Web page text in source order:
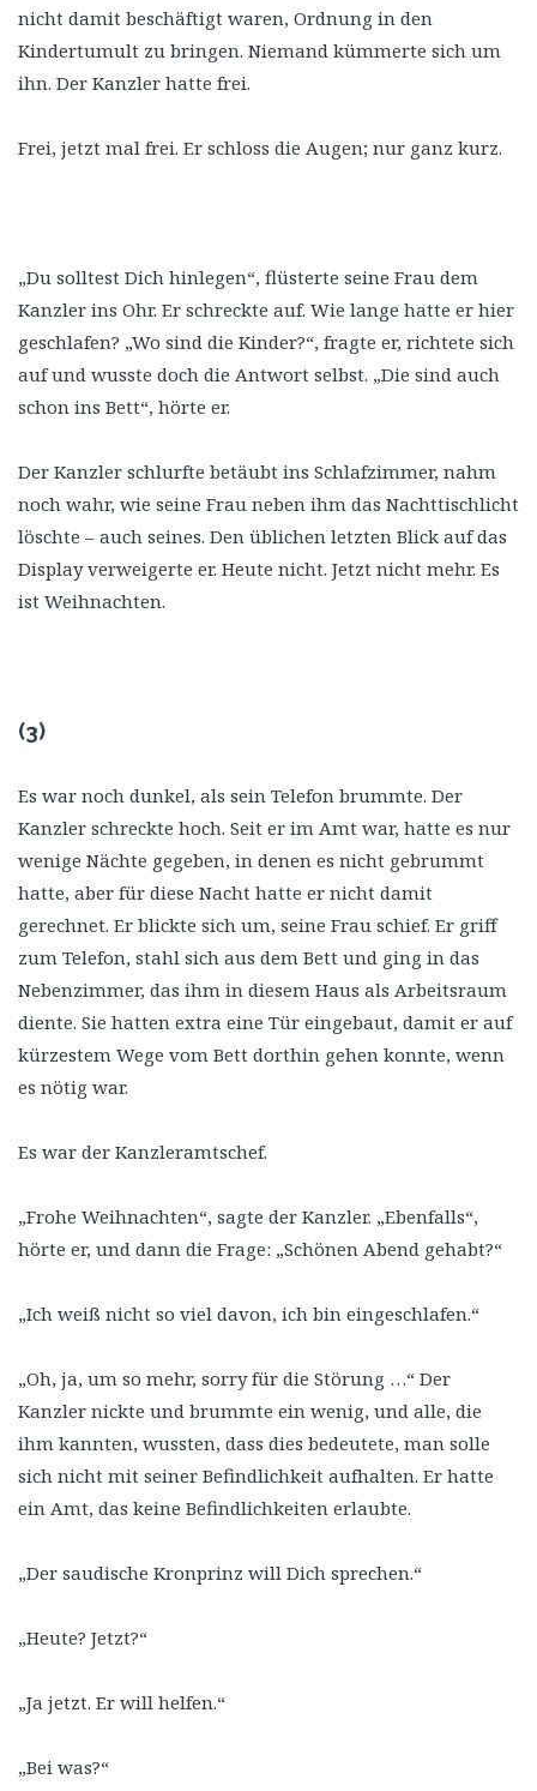
nicht damit beschäftigt waren, Ordnung in den
Kindertumult zu bringen. Niemand kümmerte sich um
ihn. Der Kanzler hatte frei.
Frei, jetzt mal frei. Er schloss die Augen; nur ganz kurz.
„Du solltest Dich hinlegen“, flüsterte seine Frau dem
Kanzler ins Ohr. Er schreckte auf. Wie lange hatte er hier
geschlafen? „Wo sind die Kinder?“, fragte er, richtete sich
auf und wusste doch die Antwort selbst. „Die sind auch
schon ins Bett“, hörte er.
Der Kanzler schlurfte betäubt ins Schlafzimmer, nahm
noch wahr, wie seine Frau neben ihm das Nachttischlicht
löschte – auch seines. Den üblichen letzten Blick auf das
Display verweigerte er. Heute nicht. Jetzt nicht mehr. Es
ist Weihnachten.
(3)
Es war noch dunkel, als sein Telefon brummte. Der
Kanzler schreckte hoch. Seit er im Amt war, hatte es nur
wenige Nächte gegeben, in denen es nicht gebrummt
hatte, aber für diese Nacht hatte er nicht damit
gerechnet. Er blickte sich um, seine Frau schief. Er griff
zum Telefon, stahl sich aus dem Bett und ging in das
Nebenzimmer, das ihm in diesem Haus als Arbeitsraum
diente. Sie hatten extra eine Tür eingebaut, damit er auf
kürzestem Wege vom Bett dorthin gehen konnte, wenn
es nötig war.
Es war der Kanzleramtschef.
„Frohe Weihnachten“, sagte der Kanzler. „Ebenfalls“,
hörte er, und dann die Frage: „Schönen Abend gehabt?“
„Ich weiß nicht so viel davon, ich bin eingeschlafen.“
„Oh, ja, um so mehr, sorry für die Störung …“ Der
Kanzler nickte und brummte ein wenig, und alle, die
ihm kannten, wussten, dass dies bedeutete, man solle
sich nicht mit seiner Befindlichkeit aufhalten. Er hatte
ein Amt, das keine Befindlichkeiten erlaubte.
„Der saudische Kronprinz will Dich sprechen.“
„Heute? Jetzt?“
„Ja jetzt. Er will helfen.“
„Bei was?“